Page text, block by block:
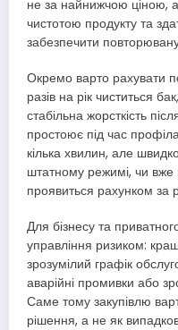
не за найнижчою ціною, а
чистотою продукту та
забезпечити повторювану
Окремо варто рахувати
разів на рік чиститься
стабільна жорсткість
простоює під час
кілька хвилин, але
штатному режимі, чи
проявиться рахунком за
Для бізнесу та
управління ризиком:
зрозумілий графік
аварійні промивки або
Саме тому закупівлю
рішення, а не як